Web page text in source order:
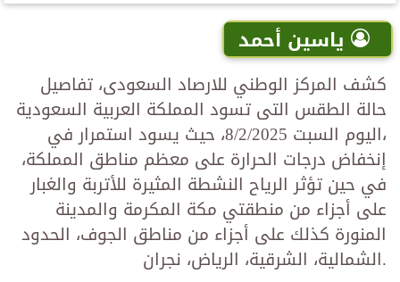
ياسين أحمد
كشف المركز الوطني للارصاد السعودى، تفاصيل
حالة الطقس التى تسود المملكة العربية السعودية
،اليوم السبت 8/2/2025، حيث يسود استمرار في
إنخفاض درجات الحرارة على معظم مناطق المملكة،
في حين تؤثر الرياح النشطة المثيرة للأتربة والغبار
على أجزاء من منطقتي مكة المكرمة والمدينة
المنورة كذلك على أجزاء من مناطق الجوف، الحدود
الشمالية، الشرقية، الرياض، نجران.